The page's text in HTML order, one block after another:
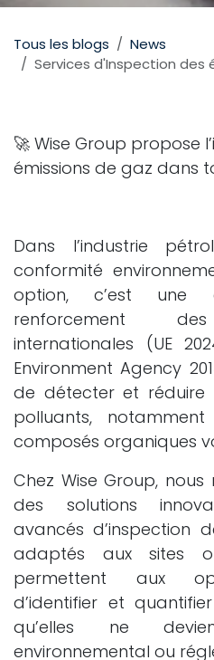
Tous les blogs
News
Services d'Inspection des
🚀 Wise Group propose
émissions de gaz dans
Dans l’industrie
conformité
option, c’est une
renforcement
internationales (UE
Environment Agency
de détecter et réduire
polluants,
composés organiques
Chez Wise Group,
des solutions
avancés d’inspection
adaptés aux sites
permettent aux
d’identifier et
qu’elles ne
environnemental ou